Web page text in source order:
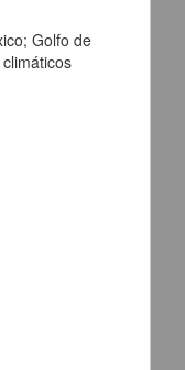
Golfo de